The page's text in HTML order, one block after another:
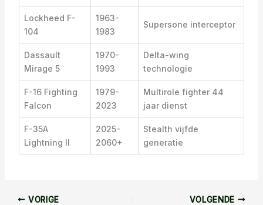
Lockheed F-
104
1963-
1983
Supersone interceptor
Dassault
Mirage 5
1970-
1993
Delta-wing
technologie
F-16 Fighting
Falcon
1979-
2023
Multirole fighter 44
jaar dienst
F-35A
Lightning II
2025-
2060+
Stealth vijfde
generatie
VORIGE VOLGENDE